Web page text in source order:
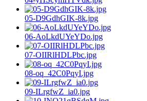
05-D9GdhGIK-8k.jpg
06-AoLkdUYeYDo.jpg
07-OIIRlHDLPbc.jpg
08-oq_42C0PqyI.jpg
09-ILrgfwZ_ia0.jpg